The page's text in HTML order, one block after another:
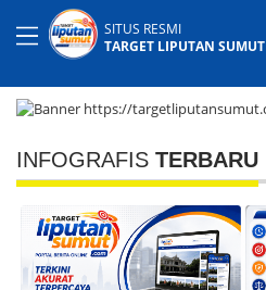
SITUS RESMI
TARGET LIPUTAN SUMUT
INFOGRAFIS TERBARU